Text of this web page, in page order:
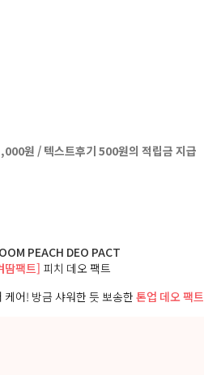
원 / 텍스트후기 500원의 적립금 지급
PEACH DEO PACT
땀팩트] 피치 데오 팩트
어! 방금 샤워한 듯 뽀송한 톤업 데오 팩트